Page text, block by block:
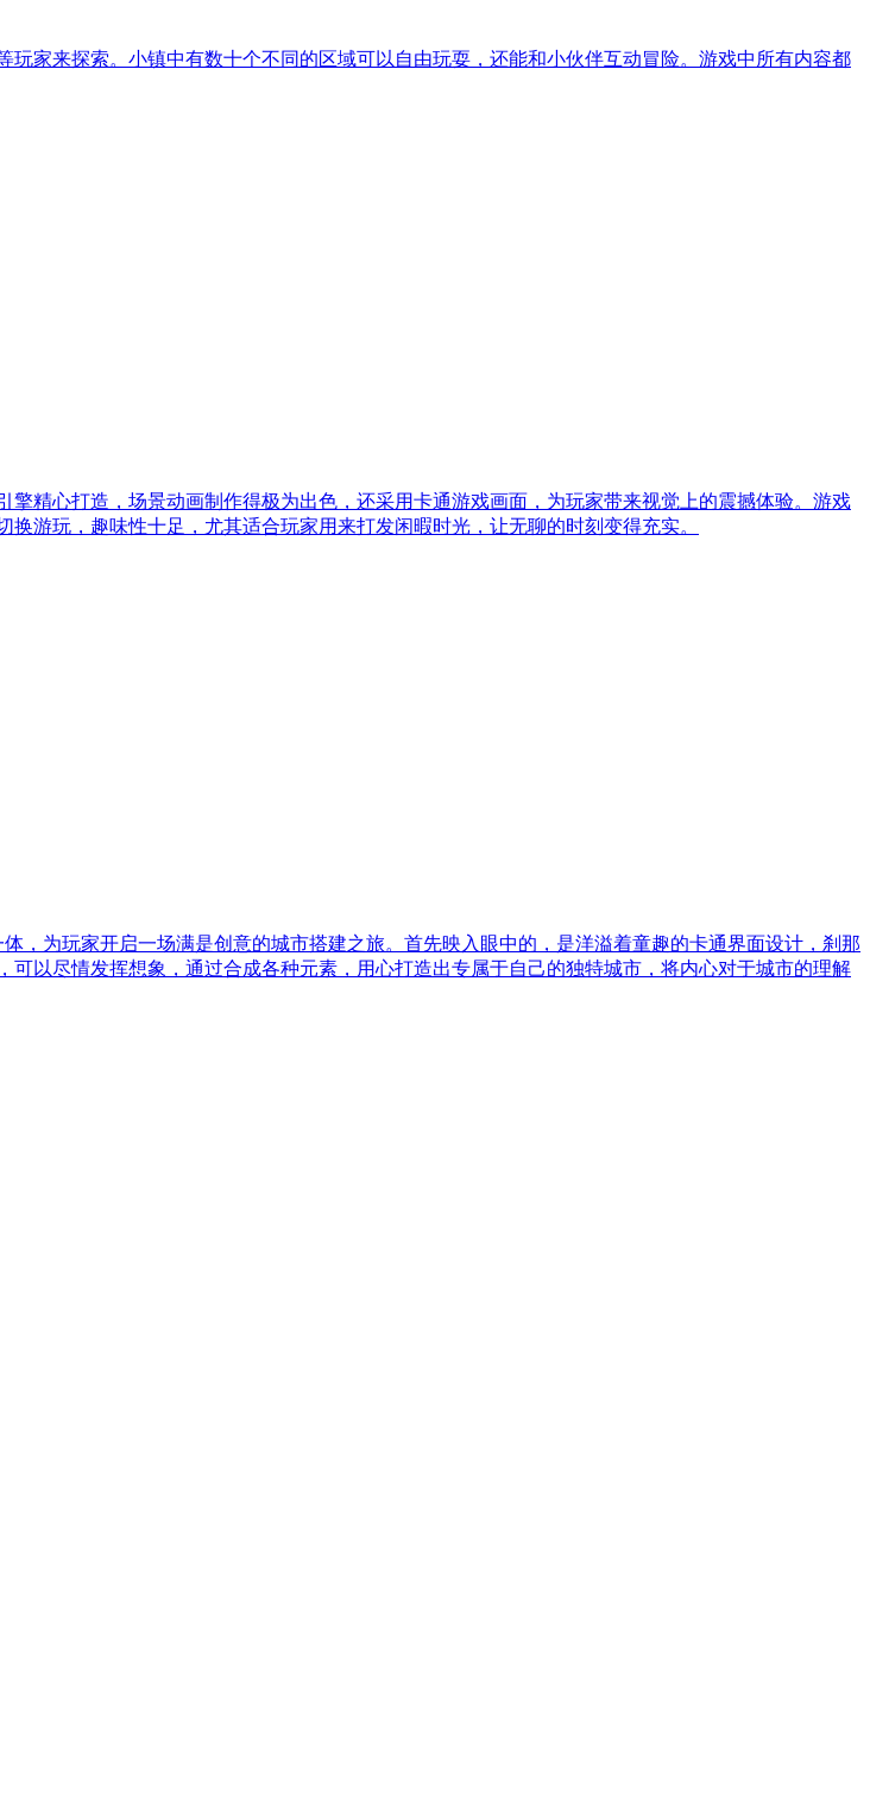
家来探索。小镇中有数十个不同的区域可以自由玩耍，还能和小伙伴互动冒险。游戏中所有内容都
精心打造，场景动画制作得极为出色，还采用卡通游戏画面，为玩家带来视觉上的震撼体验。游戏
游玩，趣味性十足，尤其适合玩家用来打发闲暇时光，让无聊的时刻变得充实。
，为玩家开启一场满是创意的城市搭建之旅。首先映入眼中的，是洋溢着童趣的卡通界面设计，刹那
以尽情发挥想象，通过合成各种元素，用心打造出专属于自己的独特城市，将内心对于城市的理解